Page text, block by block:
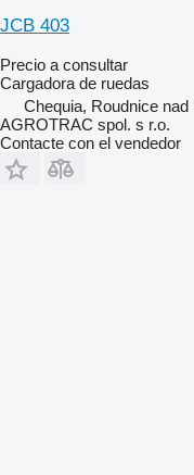
JCB 403
Precio a consultar
Cargadora de ruedas
Chequia, Roudnice nad
AGROTRAC spol. s r.o.
Contacte con el vendedor